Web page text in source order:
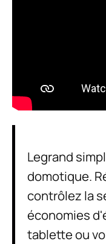
Legrand
domotique.
contrôlez la
économies
tablette ou